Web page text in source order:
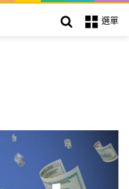
選單
搜索